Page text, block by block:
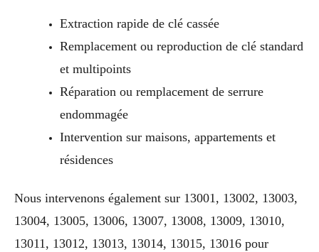
Extraction rapide de clé cassée
Remplacement ou reproduction de clé standard
et multipoints
Réparation ou remplacement de serrure
endommagée
Intervention sur maisons, appartements et
résidences
Nous intervenons également sur 13001, 13002, 13003,
13004, 13005, 13006, 13007, 13008, 13009, 13010,
13011, 13012, 13013, 13014, 13015, 13016 pour